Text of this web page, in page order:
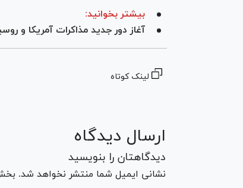
بیشتر بخوانید:
آغاز دور جدید مذاکرات آمریکا و
لینک کوتاه
ارسال دیدگاه
دیدگاهتان را بنویسید
نشانی ایمیل شما منتشر نخواهد شد.